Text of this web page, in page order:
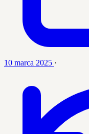
10 marca 2025 ·